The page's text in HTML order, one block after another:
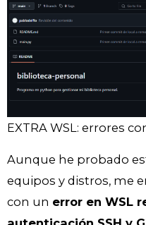
EXTRA WSL: errores
Aunque he probado
equipos y distros, me
con un error en WSL